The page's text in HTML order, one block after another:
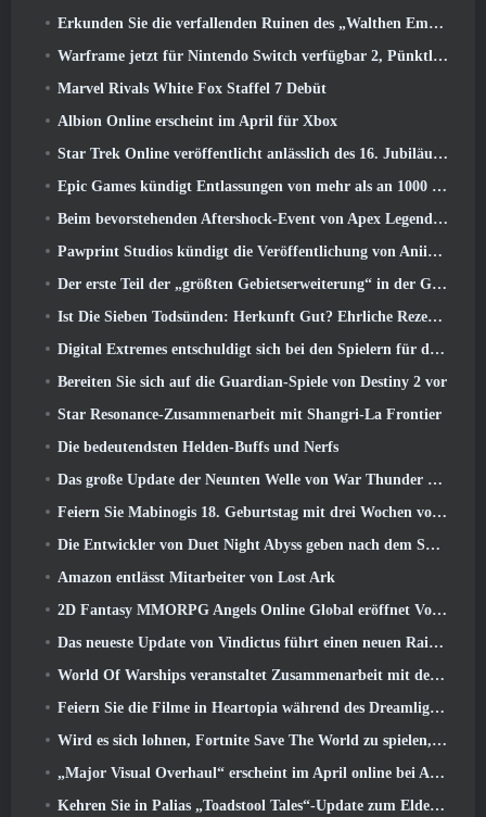
Erkunden Sie die verfallenden Ruinen des „Walthen Empire“ im nächsten großen Update von RAVEN2
Warframe jetzt für Nintendo Switch verfügbar 2, Pünktlich zum Start von Shadowgrapher
Marvel Rivals White Fox Staffel 7 Debüt
Albion Online erscheint im April für Xbox
Star Trek Online veröffentlicht anlässlich des 16. Jubiläums eine Minidokumentation über die Ursprünge der Föderation
Epic Games kündigt Entlassungen von mehr als an 1000 Mitarbeiter, Unter Berufung auf „Abschwung im Fortnite-Engagement“
Beim bevorstehenden Aftershock-Event von Apex Legends wird es elektrisierend
Pawprint Studios kündigt die Veröffentlichung von Aniimo für PlayStation an 5 Und der Epic Games Store bei Markteinführungen
Der erste Teil der „größten Gebietserweiterung“ in der Geschichte von RuneScape startet heute
Ist Die Sieben Todsünden: Herkunft Gut? Ehrliche Rezension
Digital Extremes entschuldigt sich bei den Spielern für den durch „schändliche Einladungen“ in Warframe verursachten Stress
Bereiten Sie sich auf die Guardian-Spiele von Destiny 2 vor
Star Resonance-Zusammenarbeit mit Shangri-La Frontier
Die bedeutendsten Helden-Buffs und Nerfs
Das große Update der Neunten Welle von War Thunder verbessert das Aussehen von Seeschlachten mit verbesserter Wasservisualisierung
Feiern Sie Mabinogis 18. Geburtstag mit drei Wochen voller Events und Belohnungen
Die Entwickler von Duet Night Abyss geben nach dem Spiel-Update eine offizielle Stellungnahme zum jüngsten Malware-Vorfall ab
Amazon entlässt Mitarbeiter von Lost Ark
2D Fantasy MMORPG Angels Online Global eröffnet Vorregistrierung
Das neueste Update von Vindictus führt einen neuen Raid ein, bei dem Spieler gegen den Wächter von Caliburn antreten
World Of Warships veranstaltet Zusammenarbeit mit der schwedischen Heavy-Metal-Band Sabaton
Feiern Sie die Filme in Heartopia während des Dreamlight Cinematics Festivals
Wird es sich lohnen, Fortnite Save The World zu spielen, sobald es kostenlos ist??
„Major Visual Overhaul“ erscheint im April online bei Albion
Kehren Sie in Palias „Toadstool Tales“-Update zum Elderwood zurück